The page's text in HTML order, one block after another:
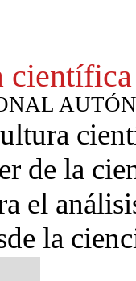
científica
de la
el
la